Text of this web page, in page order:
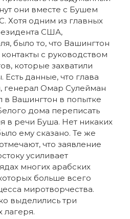
они вместе с Бушем
Хотя одним из главных
США,
было то, что Вашингтон
с руководством
которые захватили
Есть данные, что глава
генерал Омар Сулейман
в Вашингтон в попытке
дома переписать
в речи Буша. Нет никаких
ему сказано. Те же
что заявление
усиливает
многих арабских
больше всего
миротворчества.
выделились три
лагеря.